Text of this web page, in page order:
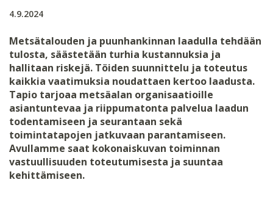
4.9.2024
Metsätalouden ja puunhankinnan laadulla tehdään
tulosta, säästetään turhia kustannuksia ja
hallitaan riskejä. Töiden suunnittelu ja toteutus
kaikkia vaatimuksia noudattaen kertoo laadusta.
Tapio tarjoaa metsäalan organisaatioille
asiantuntevaa ja riippumatonta palvelua laadun
todentamiseen ja seurantaan sekä
toimintatapojen jatkuvaan parantamiseen.
Avullamme saat kokonaiskuvan toiminnan
vastuullisuuden toteutumisesta ja suuntaa
kehittämiseen.